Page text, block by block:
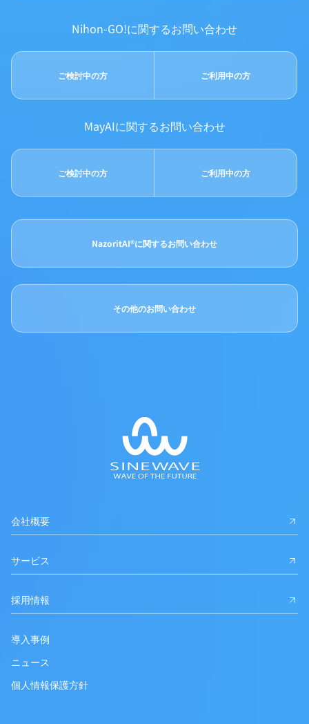
Nihon-GO!に関するお問い合わせ
ご検討中の方 ご利用中の方
MayAIに関するお問い合わせ
ご検討中の方 ご利用中の方
NazoritAI®に関するお問い合わせ
その他のお問い合わせ
会社概要
サービス
採用情報
導入事例
ニュース
個人情報保護方針